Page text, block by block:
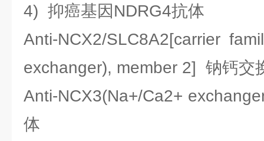
4) 抑癌基因NDRG4抗体
Anti-NCX2/SLC8A2[carrier
exchanger), member 2] 钠钙交
Anti-NCX3(Na+/Ca2+
体